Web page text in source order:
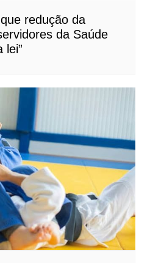
redução da
da Saúde
lei”